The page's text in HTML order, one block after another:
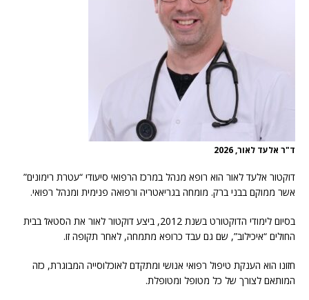
ד"ר אלעד לאור, 2026
דוקטור אלעד לאור הוא רופא מנהל במרכז הרפואי סיעודי “עטרת רימונים”
אשר ממוקם בבני ברק. מומחה בגריאטריה ורפואה פנימית ומנהל רפואי.
בסיום לימודי הדוקטורט בשנת 2012, ביצע דוקטור לאור את הסטאז’ בבית
החולים “איכילוב”, שם גם עבד כרופא מתמחה, לאחר תקופה זו.
חזונו הוא הענקת טיפול רפואי אנושי ומתקדם לאוכלוסייה המבוגרת, כזה
המותאם לצורך של כל מטופל ומטופלת.